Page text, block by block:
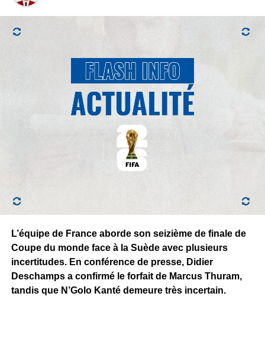
L’équipe de France aborde son seizième de finale de
Coupe du monde face à la Suède avec plusieurs
incertitudes. En conférence de presse, Didier
Deschamps a confirmé le forfait de Marcus Thuram,
tandis que N’Golo Kanté demeure très incertain.